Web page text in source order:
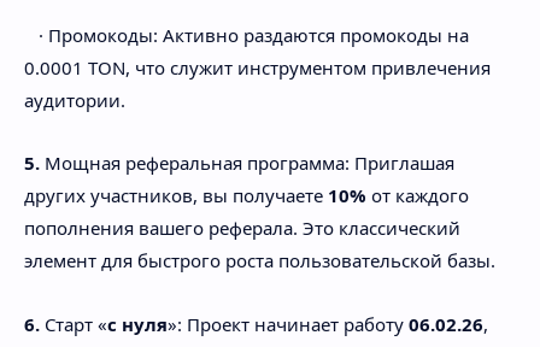
· Промокоды: Активно раздаются промокоды на
0.0001 TON, что служит инструментом привлечения
аудитории.
5. Мощная реферальная программа: Приглашая
других участников, вы получаете 10% от каждого
пополнения вашего реферала. Это классический
элемент для быстрого роста пользовательской базы.
6. Старт «с нуля»: Проект начинает работу 06.02.26,